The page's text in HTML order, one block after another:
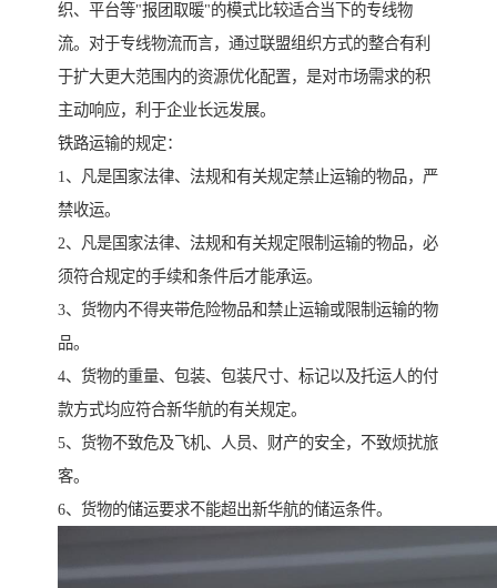
织、平台等"报团取暖"的模式比较适合当下的专线物
流。对于专线物流而言，通过联盟组织方式的整合有利
于扩大更大范围内的资源优化配置，是对市场需求的积
主动响应，利于企业长远发展。
铁路运输的规定：
1、凡是国家法律、法规和有关规定禁止运输的物品，严
禁收运。
2、凡是国家法律、法规和有关规定限制运输的物品，必
须符合规定的手续和条件后才能承运。
3、货物内不得夹带危险物品和禁止运输或限制运输的物
品。
4、货物的重量、包装、包装尺寸、标记以及托运人的付
款方式均应符合新华航的有关规定。
5、货物不致危及飞机、人员、财产的安全，不致烦扰旅
客。
6、货物的储运要求不能超出新华航的储运条件。